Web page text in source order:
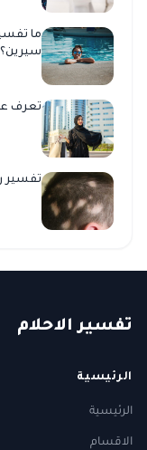
ما
سيرين؟
تعرف
تفسير
تفسير الاحلام
الرئيسية
الرئيسية
الاقسام